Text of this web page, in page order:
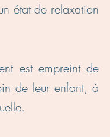
état de relaxation
est empreint de
de leur enfant, à